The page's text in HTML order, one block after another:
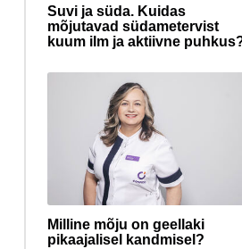
Suvi ja süda. Kuidas
mõjutavad südametervist
kuum ilm ja aktiivne
Milline mõju on geellaki
pikaajalisel kandmisel?